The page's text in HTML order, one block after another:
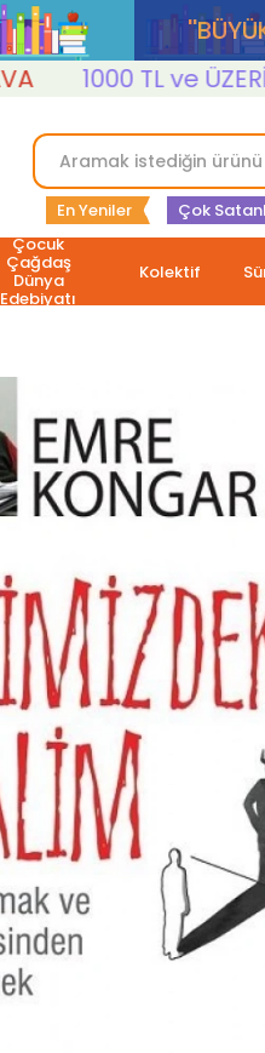
1000 TL ve ÜZERİ
En Yeniler Çok
Çocuk
Çağdaş
Dünya
Edebiyatı
Kolektif